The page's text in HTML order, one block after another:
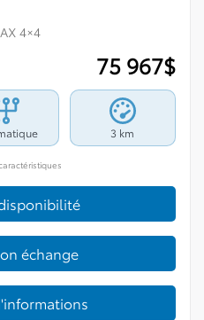
4×4
75 967$
3 km
échange